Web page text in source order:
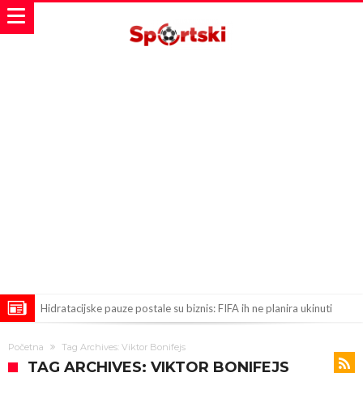
Hidratacijske pauze postale su biznis: FIFA ih ne planira ukinuti
Atletika?!
Ovo se Novaku nikad nije dešavalo: Sinner i Alcaraz odustaju, a
Početna Tag Archives: Viktor Bonifejs
TAG ARCHIVES: VIKTOR BONIFEJS